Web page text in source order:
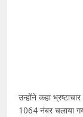
उन्होंने कहा
1064 नंबर चलाया